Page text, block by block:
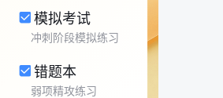
模拟考试
冲刺阶段模拟练习
错题本
弱项精攻练习